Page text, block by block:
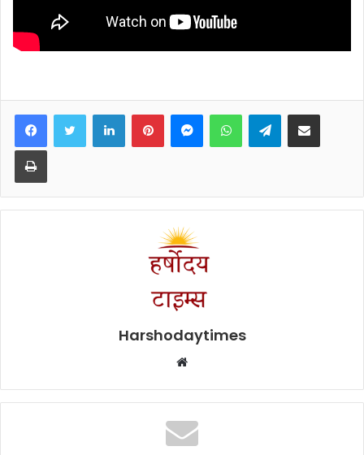
FacebookTwitter LinkedInPinterestMessengerWhatsAppTelegramShare via Email
Print
Harshodaytimes
Website